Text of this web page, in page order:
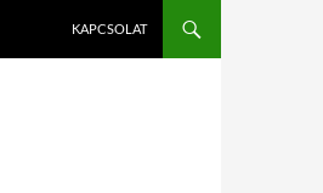
KAPCSOLAT